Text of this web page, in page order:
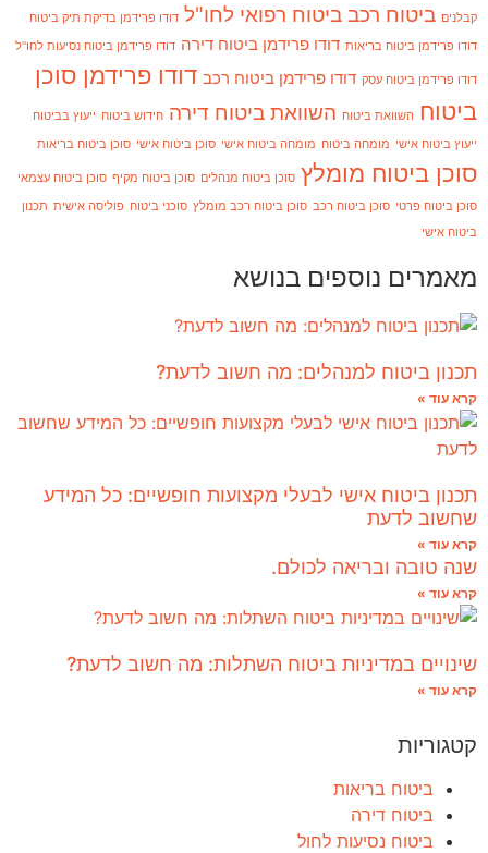
קבלנים ביטוח רכב ביטוח רפואי לחו"ל דודו פרידמן בדיקת תיק ביטוח
דודו פרידמן ביטוח בריאות דודו פרידמן ביטוח דירה דודו פרידמן ביטוח נסיעות לחו"ל
דודו פרידמן ביטוח עסק דודו פרידמן ביטוח רכב דודו פרידמן סוכן
ביטוח השוואת ביטוח השוואת ביטוח דירה חידוש ביטוח ייעוץ בביטוח
ייעוץ ביטוח אישי מומחה ביטוח מומחה ביטוח אישי סוכן ביטוח אישי סוכן ביטוח בריאות
סוכן ביטוח מומלץ סוכן ביטוח מנהלים סוכן ביטוח מקיף סוכן ביטוח עצמאי
סוכן ביטוח פרטי סוכן ביטוח רכב סוכן ביטוח רכב מומלץ סוכני ביטוח פוליסה אישית תכנון
ביטוח אישי
מאמרים נוספים בנושא
תכנון ביטוח למנהלים: מה חשוב לדעת?
קרא עוד »
תכנון ביטוח אישי לבעלי מקצועות חופשיים: כל המידע
שחשוב לדעת
קרא עוד »
שנה טובה ובריאה לכולם.
קרא עוד »
שינויים במדיניות ביטוח השתלות: מה חשוב לדעת?
קרא עוד »
קטגוריות
ביטוח בריאות
ביטוח דירה
ביטוח נסיעות לחול